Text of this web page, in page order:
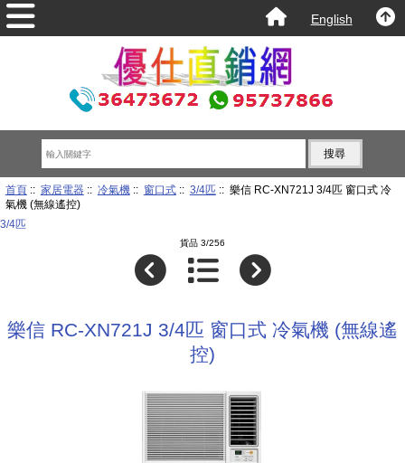
English
首頁:: 家居電器:: 冷氣機:: 窗口式:: 3/4匹:: 樂信 RC-XN721J 3/4匹 窗口式 冷
氣機 (無線遙控)
3/4匹
貨品 3/256
樂信 RC-XN721J 3/4匹 窗口式 冷氣機 (無線遙
控)